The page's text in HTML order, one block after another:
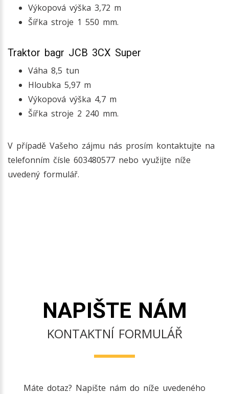
Výkopová výška 3,72 m
Šířka stroje 1 550 mm.
Traktor bagr JCB 3CX Super
Váha 8,5 tun
Hloubka 5,97 m
Výkopová výška 4,7 m
Šířka stroje 2 240 mm.
V případě Vašeho zájmu nás prosím kontaktujte na
telefonním čísle 603480577 nebo využijte níže
uvedený formulář.
NAPIŠTE NÁM
KONTAKTNÍ FORMULÁŘ
Máte dotaz? Napište nám do níže uvedeného